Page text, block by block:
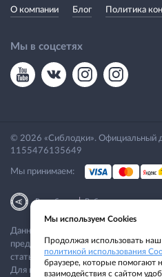
О компании Блог Политика
Мы в соцсетях
© 2026 «Сиблодки». Официальный
1155476135649
Мы принимаем:
Разработка|Веб-аналитика
Данный сайт носит исключительно
представленные предложения не
статьей 437 ГК РФ.
Для получения подробной
Мы используем Cookies
Продолжая использовать наш
политикой использования
браузере, которые помогают
взаимодействия с сайтом